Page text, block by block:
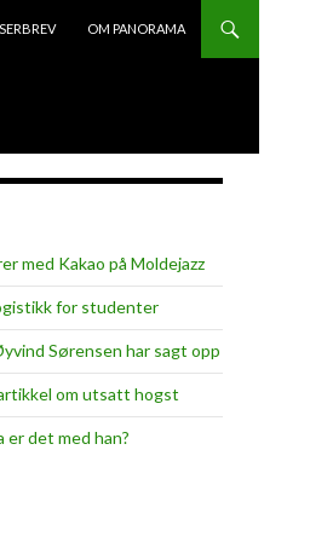
OM PANORAMA
med Kakao på Moldejazz
for studenter
Sørensen har sagt opp
om utsatt hogst
er det med han?